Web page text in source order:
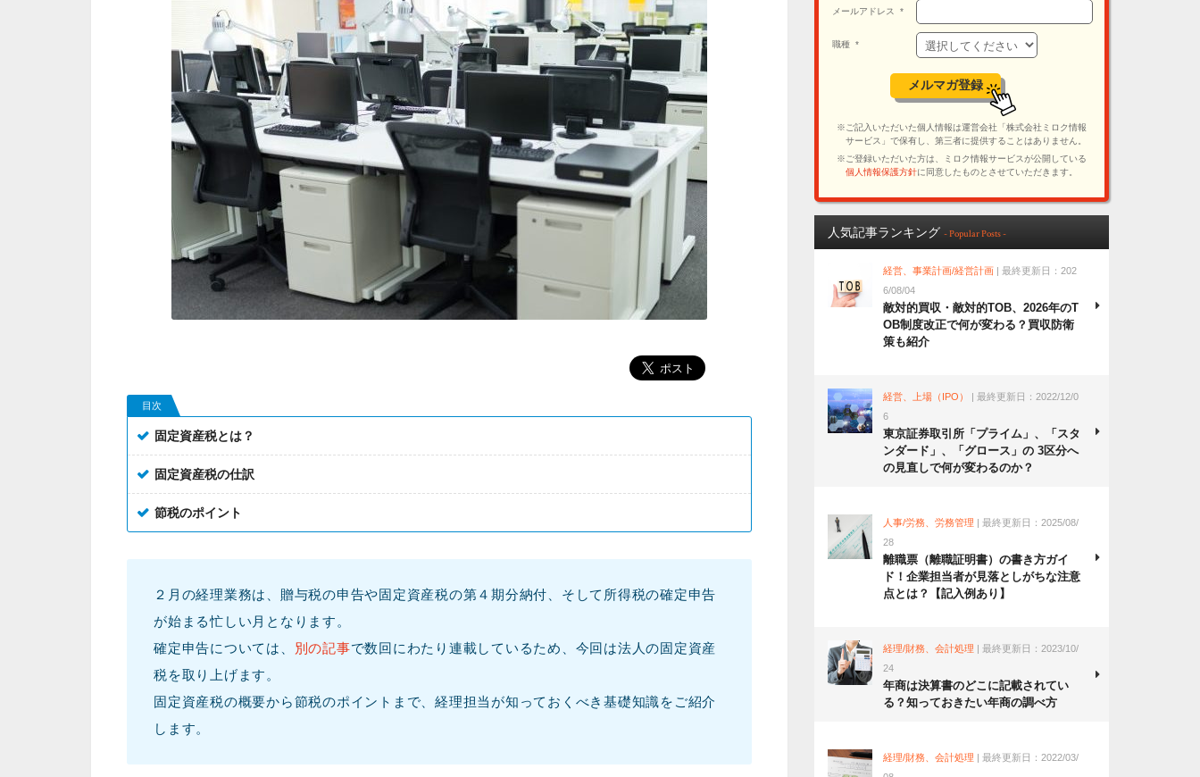
目次
固定資産税とは？
固定資産税の仕訳
節税のポイント
２月の経理業務は、贈与税の申告や固定資産税の第４期分納付、そして所得税の確定申告
が始まる忙しい月となります。
確定申告については、 別の記事で数回にわたり連載しているため、今回は法人の固定資産
税を取り上げます。
固定資産税の概要から節税のポイントまで、経理担当が知っておくべき基礎知識をご紹介
します。
人気記事ランキング - Popular Posts -
経営、事業計画/経営計画 | 最終更新日：202
6/08/04
敵対的買収・敵対的TOB、2026年のT
OB制度改正で何が変わる？買収防衛
策も紹介
経営、上場（IPO）
| 最終更新日：2022/12/0
6
東京証券取引所「プライム」、「スタ
ンダード」、「グロース」の 3区分へ
の見直しで何が変わるのか？
人事/労務、労務管理 | 最終更新日：2025/08/
28
離職票（離職証明書）の書き方ガイ
ド！企業担当者が見落としがちな注意
点とは？【記入例あり】
経理/財務、会計処理 | 最終更新日：2023/10/
24
年商は決算書のどこに記載されてい
る？知っておきたい年商の調べ方
経理/財務、会計処理 | 最終更新日：2022/03/